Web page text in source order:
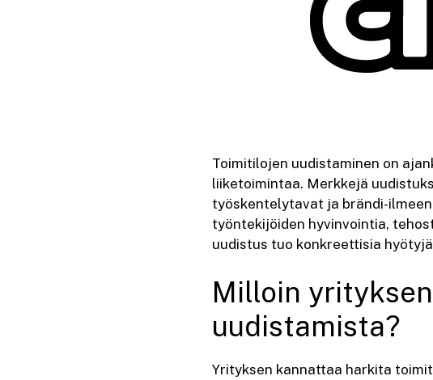
Toimitilojen uudistaminen on
liiketoimintaa. Merkkejä
työskentelytavat ja brändi-
työntekijöiden hyvinvointia,
uudistus tuo konkreettisia
Milloin
uudistamista?
Yrityksen kannattaa harkita